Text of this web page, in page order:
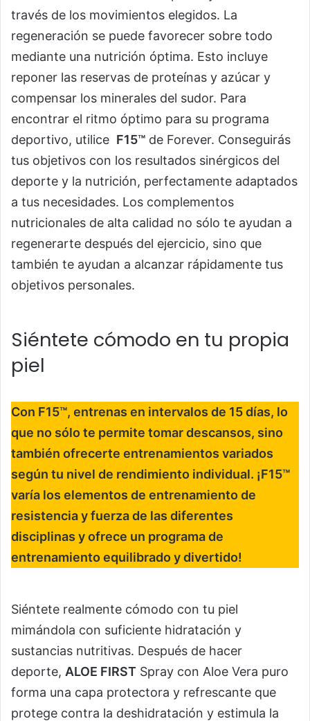
través de los movimientos elegidos. La
regeneración se puede favorecer sobre todo
mediante una nutrición óptima. Esto incluye
reponer las reservas de proteínas y azúcar y
compensar los minerales del sudor. Para
encontrar el ritmo óptimo para su programa
deportivo, utilice F15™ de Forever. Conseguirás
tus objetivos con los resultados sinérgicos del
deporte y la nutrición, perfectamente adaptados
a tus necesidades. Los complementos
nutricionales de alta calidad no sólo te ayudan a
regenerarte después del ejercicio, sino que
también te ayudan a alcanzar rápidamente tus
objetivos personales.
Siéntete cómodo en tu propia
piel
Con F15™, entrenas en intervalos de 15 días, lo
que no sólo te permite tomar descansos, sino
también ofrecerte entrenamientos variados
según tu nivel de rendimiento individual. ¡F15™
varía los elementos de entrenamiento de
resistencia y fuerza de las diferentes
disciplinas y ofrece un programa de
entrenamiento equilibrado y divertido!
Siéntete realmente cómodo con tu piel
mimándola con suficiente hidratación y
sustancias nutritivas. Después de hacer
deporte, ALOE FIRST Spray con Aloe Vera puro
forma una capa protectora y refrescante que
protege contra la deshidratación y estimula la